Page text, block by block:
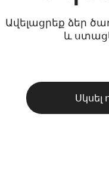
Ավելացրեք ձեր
և